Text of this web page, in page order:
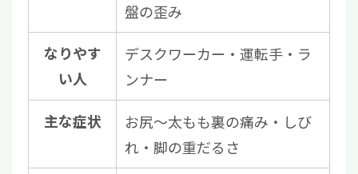
盤の歪み
なりやす
い人
デスクワーカー・運転手・ラ
ンナー
主な症状
お尻〜太もも裏の痛み・しび
れ・脚の重だるさ